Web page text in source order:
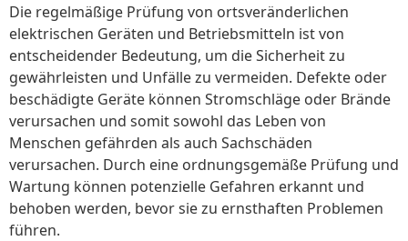
Die regelmäßige Prüfung von ortsveränderlichen
elektrischen Geräten und Betriebsmitteln ist von
entscheidender Bedeutung, um die Sicherheit zu
gewährleisten und Unfälle zu vermeiden. Defekte oder
beschädigte Geräte können Stromschläge oder Brände
verursachen und somit sowohl das Leben von
Menschen gefährden als auch Sachschäden
verursachen. Durch eine ordnungsgemäße Prüfung und
Wartung können potenzielle Gefahren erkannt und
behoben werden, bevor sie zu ernsthaften Problemen
führen.